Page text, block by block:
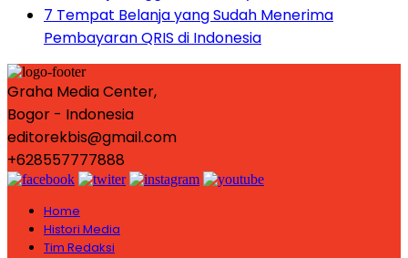
7 Tempat Belanja yang Sudah Menerima
Pembayaran QRIS di Indonesia
Graha Media Center,
Bogor - Indonesia
editorekbis@gmail.com
+628557777888
Home
Histori Media
Tim Redaksi